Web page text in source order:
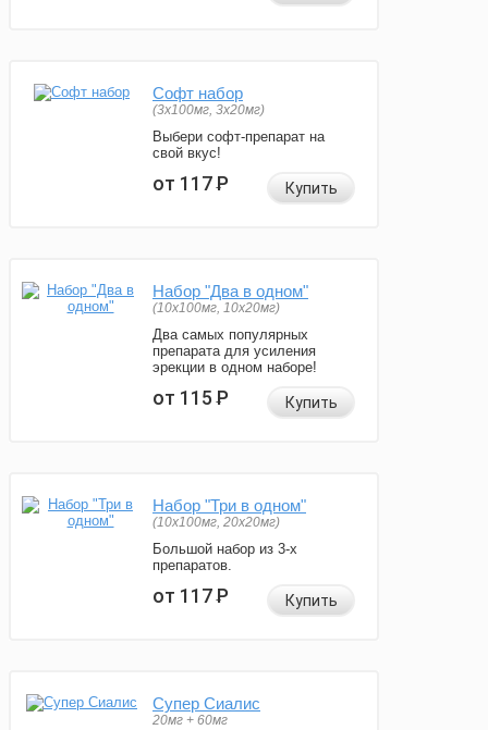
Софт набор
(3x100мг, 3x20мг)
Выбери софт-препарат на
свой вкус!
от 117Р Купить
Набор "Два в одном"
(10x100мг, 10x20мг)
Два самых популярных
препарата для усиления
эрекции в одном наборе!
от 115Р Купить
Набор "Три в одном"
(10x100мг, 20x20мг)
Большой набор из 3-х
препаратов.
от 117Р Купить
Супер Сиалис
20мг + 60мг